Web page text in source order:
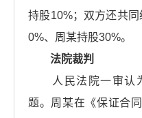
持股10%；双方还共
0%、周某持股30%。
法院裁判
人民法院一审认为
题。周某在《保证合